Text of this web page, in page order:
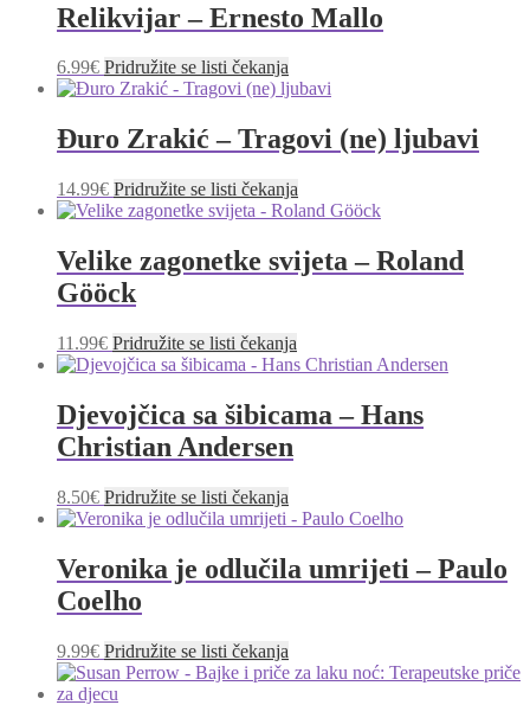
Relikvijar – Ernesto Mallo
6.99€ Pridružite se listi čekanja
Đuro Zrakić – Tragovi (ne) ljubavi
14.99€ Pridružite se listi čekanja
Velike zagonetke svijeta – Roland
Gööck
11.99€ Pridružite se listi čekanja
Djevojčica sa šibicama – Hans
Christian Andersen
8.50€ Pridružite se listi čekanja
Veronika je odlučila umrijeti – Paulo
Coelho
9.99€ Pridružite se listi čekanja